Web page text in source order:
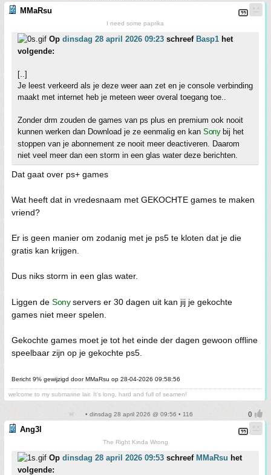
MMaRsu
I need some paprika
Op dinsdag 28 april 2026 09:23 schreef Basp1 het
volgende:
[..]
Je leest verkeerd als je deze weer aan zet en je console verbinding
maakt met internet heb je meteen weer overal toegang toe..
Zonder drm zouden de games van ps plus en premium ook nooit
kunnen werken dan Download je ze eenmalig en kan Sonybij het
stoppen van je abonnement ze nooit meer deactiveren. Daarom
niet veel meer dan een storm in een glas water deze berichten.
Dat gaat over ps+ games
Wat heeft dat in vredesnaam met GEKOCHTE games te maken
vriend?
Er is geen manier om zodanig met je ps5 te kloten dat je die
gratis kan krijgen.
Dus niks storm in een glas water.
Liggen de Sonyservers er 30 dagen uit kan jij je gekochte
games niet meer spelen.
Gekochte games moet je tot het einde der dagen gewoon offline
speelbaar zijn op je gekochte ps5.
Bericht 9% gewijzigd door MMaRsu op 28-04-2026 09:58:56
welcome to my submarine lair. It's long, hard and full of seamen!
• dinsdag 28 april 2026 @ 09:56 • 116
Ang3l
The Right Kinda Wrong
Op dinsdag 28 april 2026 09:53 schreef MMaRsu het
volgende: